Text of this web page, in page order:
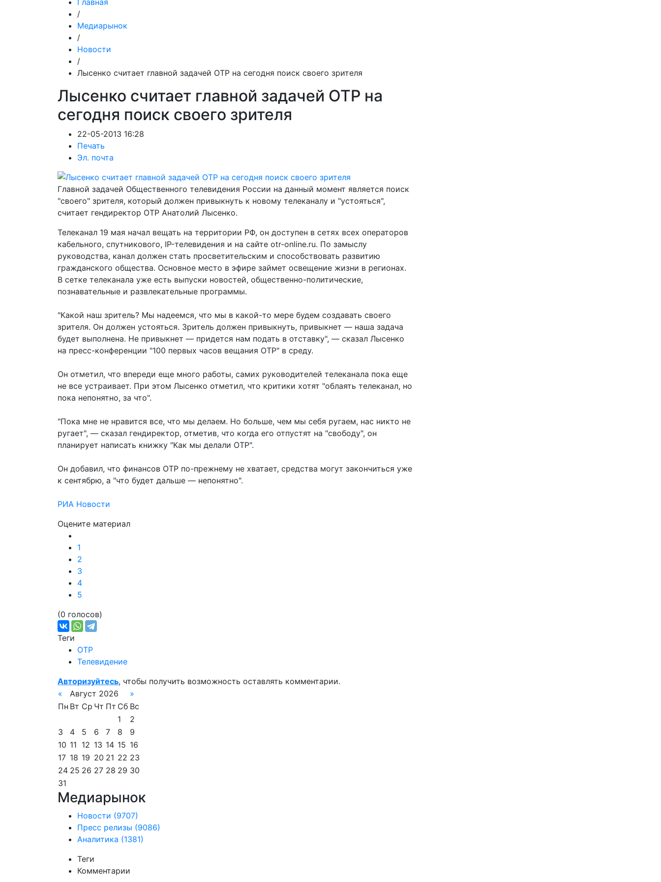
Главная
/
Медиарынок
/
Новости
/
Лысенко считает главной задачей ОТР на сегодня поиск своего зрителя
Лысенко считает главной задачей ОТР на
сегодня поиск своего зрителя
22-05-2013 16:28
Печать
Эл. почта
Главной задачей Общественного телевидения России на данный момент является поиск
"своего" зрителя, который должен привыкнуть к новому телеканалу и "устояться",
считает гендиректор ОТР Анатолий Лысенко.
Телеканал 19 мая начал вещать на территории РФ, он доступен в сетях всех операторов
кабельного, спутникового, IP-телевидения и на сайте otr-online.ru. По замыслу
руководства, канал должен стать просветительским и способствовать развитию
гражданского общества. Основное место в эфире займет освещение жизни в регионах.
В сетке телеканала уже есть выпуски новостей, общественно-политические,
познавательные и развлекательные программы.
"Какой наш зритель? Мы надеемся, что мы в какой-то мере будем создавать своего
зрителя. Он должен устояться. Зритель должен привыкнуть, привыкнет — наша задача
будет выполнена. Не привыкнет — придется нам подать в отставку", — сказал Лысенко
на пресс-конференции "100 первых часов вещания ОТР" в среду.
Он отметил, что впереди еще много работы, самих руководителей телеканала пока еще
не все устраивает. При этом Лысенко отметил, что критики хотят "облаять телеканал, но
пока непонятно, за что".
"Пока мне не нравится все, что мы делаем. Но больше, чем мы себя ругаем, нас никто не
ругает", — сказал гендиректор, отметив, что когда его отпустят на "свободу", он
планирует написать книжку "Как мы делали ОТР".
Он добавил, что финансов ОТР по-прежнему не хватает, средства могут закончиться уже
к сентябрю, а "что будет дальше — непонятно".
РИА Новости
Оцените материал
1
2
3
4
5
(0 голосов)
Теги
ОТР
Телевидение
Авторизуйтесь, чтобы получить возможность оставлять комментарии.
«
Август 2026
»
Пн Вт Ср Чт Пт Сб Вс
1
2
3
4 5 6 7 8
9
10 11 12 13 14 15 16
17 18 19 20 21 22 23
24 25 26 27 28 29 30
31
Медиарынок
Новости (9707)
Пресс релизы (9086)
Аналитика (1381)
Теги
Комментарии